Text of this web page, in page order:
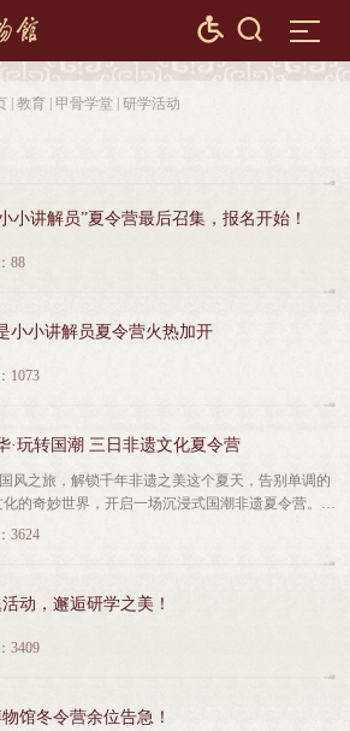
 
教育 甲骨学堂 研学活动
小讲解员”夏令营最后召集，报名开始！
88
小小讲解员夏令营火热加开
1073
·玩转国潮 三日非遗文化夏令营
风之旅，解锁千年非遗之美这个夏天，告别单调的
的奇妙世界，开启一场沉浸式国潮非遗夏令营。在
再是书本外的旁观者，而是传统文化的体验者、创
课本、让文化看得见、摸得着、带得走!一、国潮奇
，一站式解锁四大国风技艺集结超多经典非遗手
智慧。全程多项原创手作，件件都是独一无二的国
致用，每节课都有专属成品带回家；最后一天户外
3624
动，邂逅研学之美！
3409
馆冬令营余位告急！